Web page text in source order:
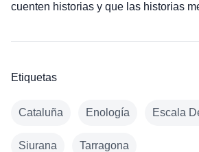
cuenten historias y que las historias
Etiquetas
Cataluña Enología Escala
Siurana Tarragona